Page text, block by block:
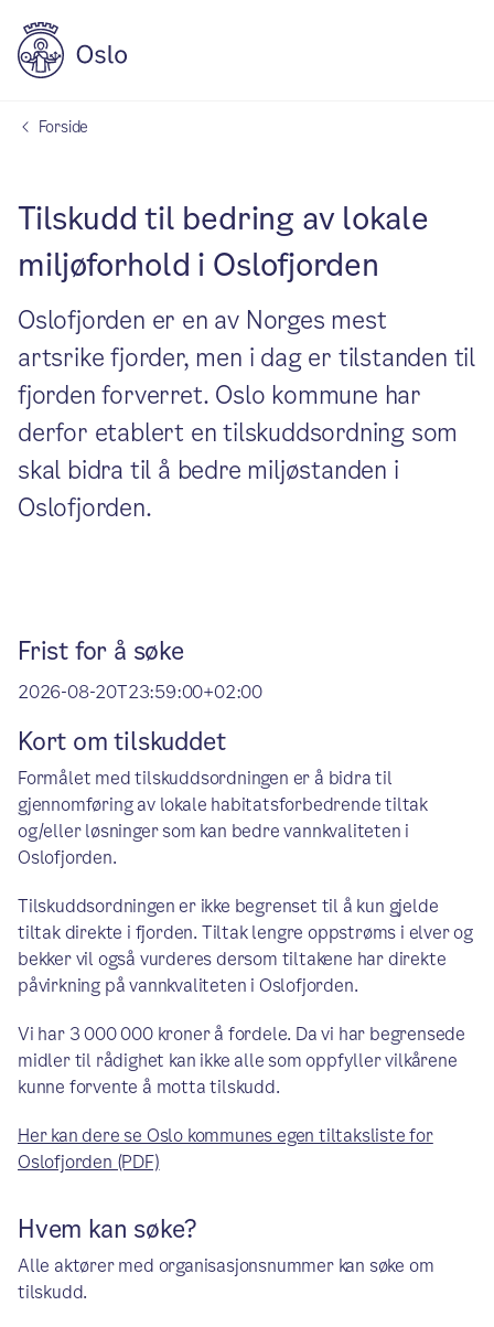
Forside
Tilskudd til bedring av lokale
miljøforhold i Oslofjorden
Oslofjorden er en av Norges mest
artsrike fjorder, men i dag er tilstanden til
fjorden forverret. Oslo kommune har
derfor etablert en tilskuddsordning som
skal bidra til å bedre miljøstanden i
Oslofjorden.
Frist for å søke
2026-08-20T23:59:00+02:00
Kort om tilskuddet
Formålet med tilskuddsordningen er å bidra til
gjennomføring av lokale habitatsforbedrende tiltak
og/eller løsninger som kan bedre vannkvaliteten i
Oslofjorden.
Tilskuddsordningen er ikke begrenset til å kun gjelde
tiltak direkte i fjorden. Tiltak lengre oppstrøms i elver og
bekker vil også vurderes dersom tiltakene har direkte
påvirkning på vannkvaliteten i Oslofjorden.
Vi har 3 000 000 kroner å fordele. Da vi har begrensede
midler til rådighet kan ikke alle som oppfyller vilkårene
kunne forvente å motta tilskudd.
Her kan dere se Oslo kommunes egen tiltaksliste for
Oslofjorden (PDF)
Hvem kan søke?
Alle aktører med organisasjonsnummer kan søke om
tilskudd.